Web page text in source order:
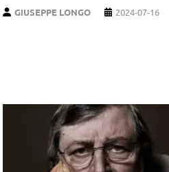
GIUSEPPE LONGO 2024-07-16